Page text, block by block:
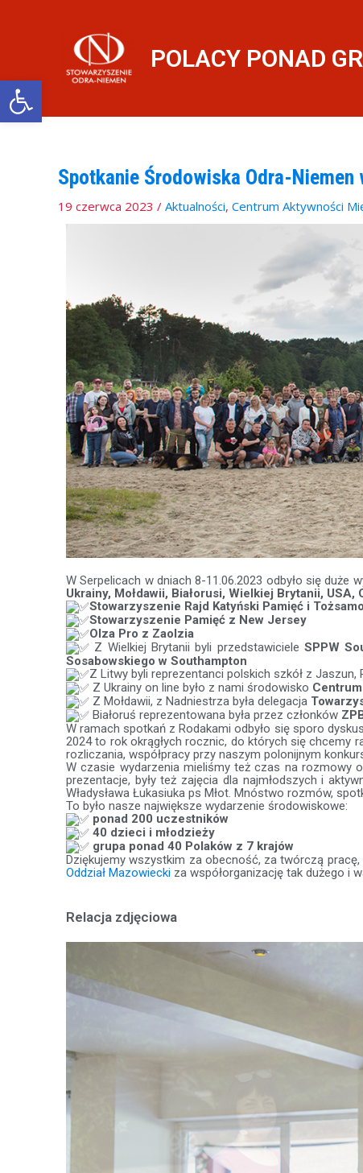
Otwórz pasek narzędzi
POLACY PONAD
Spotkanie Środowiska Odra-Niemen
19 czerwca 2023 / Aktualności, Centrum Aktywności
W Serpelicach w dniach 8-11.06.2023 odbyło się duże
Ukrainy, Mołdawii, Białorusi, Wielkiej Brytanii, USA,
Stowarzyszenie Rajd Katyński Pamięć i
Stowarzyszenie Pamięć z New Jersey
Olza Pro z Zaolzia
Z Wielkiej Brytanii byli przedstawiciele SPPW
Sosabowskiego w Southampton
Z Litwy byli reprezentanci polskich szkół z Jaszun,
Z Ukrainy on line było z nami środowisko
Z Mołdawii, z Nadniestrza była delegacja
Białoruś reprezentowana była przez członków
W ramach spotkań z Rodakami odbyło się sporo
2024 to rok okrągłych rocznic, do których się chcemy
rozliczania, współpracy przy naszym polonijnym
W czasie wydarzenia mieliśmy też czas na rozmowy
prezentacje, były też zajęcia dla najmłodszych i
Władysława Łukasiuka ps Młot. Mnóstwo rozmów,
To było nasze największe wydarzenie środowiskowe:
ponad 200 uczestników
40 dzieci i młodzieży
grupa ponad 40 Polaków z 7 krajów
Dziękujemy wszystkim za obecność, za twórczą
Oddział Mazowiecki za współorganizację tak dużego i
Relacja zdjęciowa